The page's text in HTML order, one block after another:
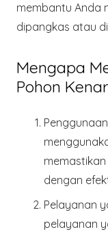
membantu Anda
dipangkas atau
Mengapa
Pohon
dengan
Pelayanan
pelayanan